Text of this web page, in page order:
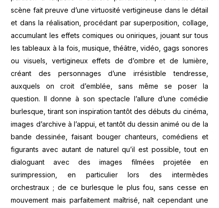
scène fait preuve d’une virtuosité vertigineuse dans le détail
et dans la réalisation, procédant par superposition, collage,
accumulant les effets comiques ou oniriques, jouant sur tous
les tableaux à la fois, musique, théâtre, vidéo, gags sonores
ou visuels, vertigineux effets de d’ombre et de lumière,
créant des personnages d’une irrésistible tendresse,
auxquels on croit d’emblée, sans même se poser la
question. Il donne à son spectacle l’allure d’une comédie
burlesque, tirant son inspiration tantôt des débuts du cinéma,
images d’archive à l’appui, et tantôt du dessin animé ou de la
bande dessinée, faisant bouger chanteurs, comédiens et
figurants avec autant de naturel qu’il est possible, tout en
dialoguant avec des images filmées projetée en
surimpression, en particulier lors des intermèdes
orchestraux ; de ce burlesque le plus fou, sans cesse en
mouvement mais parfaitement maîtrisé, naît cependant une